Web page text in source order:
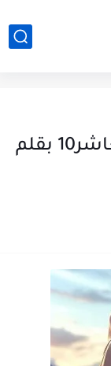
رواية حب منكسر الفصل العاشر10 بقلم